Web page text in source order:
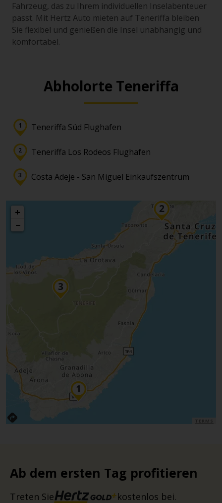
Fahrzeug, das zu Ihrem individuellen Inselabenteuer
passt. Mit Hertz Auto mieten auf Teneriffa bleiben
Sie flexibel und genießen die Insel unabhängig und
komfortabel.
Abholorte Teneriffa
Teneriffa Süd Flughafen
Teneriffa Los Rodeos Flughafen
Costa Adeje - San Miguel Einkaufszentrum
+
−
Ab dem ersten Tag profitieren
Treten Sie kostenlos bei.